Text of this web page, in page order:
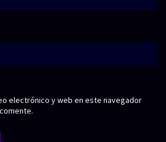
electrónico y web en este navegador